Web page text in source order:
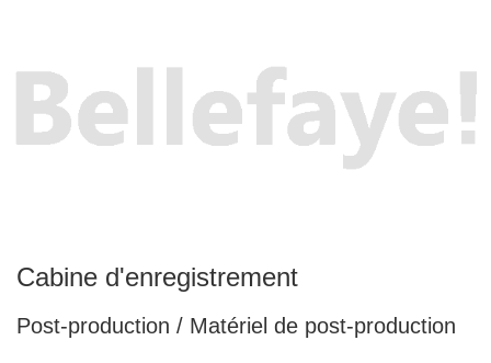
Cabine d'enregistrement
Post-production / Matériel de post-production